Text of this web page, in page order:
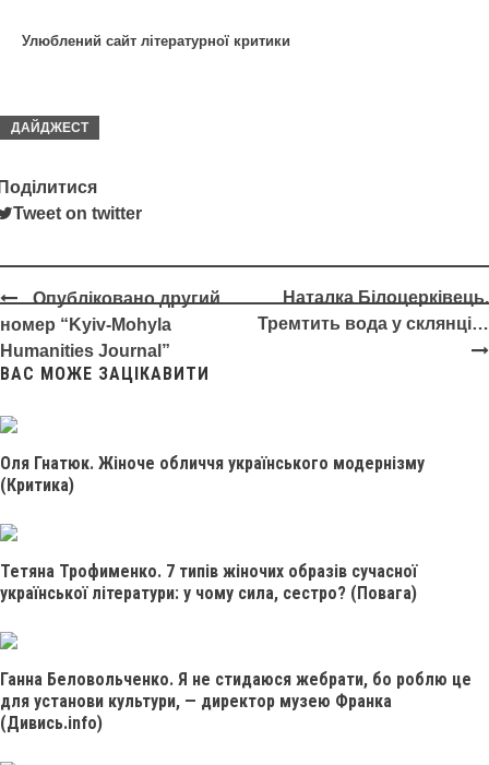
Улюблений сайт літературної критики
ДАЙДЖЕСТ
Tweet on twitter
Post
navigation
Опубліковано другий
номер “Kyiv-Mohyla
Humanities Journal”
Наталка Білоцерківець.
Тремтить вода у склянці…
ВАС МОЖЕ ЗАЦІКАВИТИ
Оля Гнатюк. Жіноче обличчя українського модернізму
(Критика)
Тетяна Трофименко. 7 типів жіночих образів сучасної
української літератури: у чому сила, сестро? (Повага)
Ганна Беловольченко. Я не стидаюся жебрати, бо роблю це
для установи культури, — директор музею Франка
(Дивись.info)